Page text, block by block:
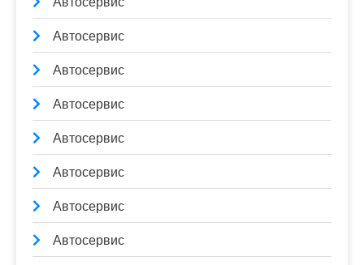
Автосервис
Автосервис
Автосервис
Автосервис
Автосервис
Автосервис
Автосервис